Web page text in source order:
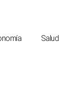
Salud